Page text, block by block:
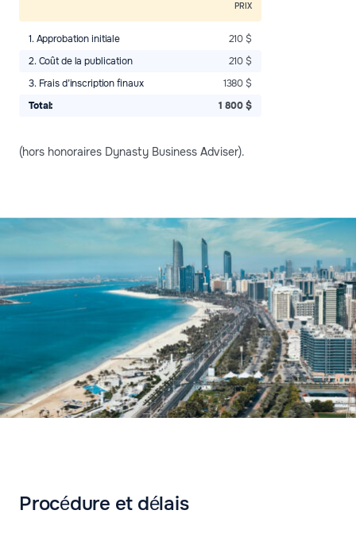
PRIX
1.⁠ Approbation initiale
210 $
2.⁠ Coût de la publication
210 $
3.⁠ Frais d’inscription finaux
1380 $
Total:
1 800 $
(hors honoraires Dynasty Business Adviser).
Procédure et délais